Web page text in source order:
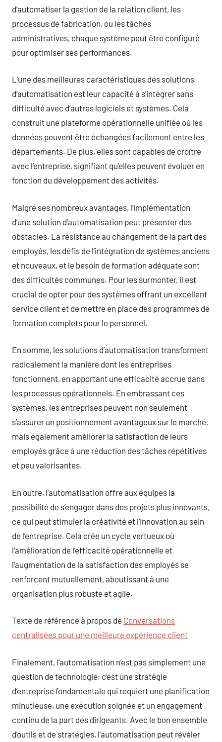
d’automatiser la gestion de la relation client, les
processus de fabrication, ou les tâches
administratives, chaque système peut être configuré
pour optimiser ses performances.
L’une des meilleures caractéristiques des solutions
d’automatisation est leur capacité à s’intégrer sans
difficulté avec d’autres logiciels et systèmes. Cela
construit une plateforme opérationnelle unifiée où les
données peuvent être échangées facilement entre les
départements. De plus, elles sont capables de croître
avec l’entreprise, signifiant qu’elles peuvent évoluer en
fonction du développement des activités.
Malgré ses nombreux avantages, l’implémentation
d’une solution d’automatisation peut présenter des
obstacles. La résistance au changement de la part des
employés, les défis de l’intégration de systèmes anciens
et nouveaux, et le besoin de formation adéquate sont
des difficultés communes. Pour les surmonter, il est
crucial de opter pour des systèmes offrant un excellent
service client et de mettre en place des programmes de
formation complets pour le personnel.
En somme, les solutions d’automatisation transforment
radicalement la manière dont les entreprises
fonctionnent, en apportant une efficacité accrue dans
les processus opérationnels. En embrassant ces
systèmes, les entreprises peuvent non seulement
s’assurer un positionnement avantageux sur le marché,
mais également améliorer la satisfaction de leurs
employés grâce à une réduction des tâches répétitives
et peu valorisantes.
En outre, l’automatisation offre aux équipes la
possibilité de s’engager dans des projets plus innovants,
ce qui peut stimuler la créativité et l’innovation au sein
de l’entreprise. Cela crée un cycle vertueux où
l’amélioration de l’efficacité opérationnelle et
l’augmentation de la satisfaction des employés se
renforcent mutuellement, aboutissant à une
organisation plus robuste et agile.
Texte de référence à propos de Conversations
centralisées pour une meilleure expérience client
Finalement, l’automatisation n’est pas simplement une
question de technologie; c’est une stratégie
d’entreprise fondamentale qui requiert une planification
minutieuse, une exécution soignée et un engagement
continu de la part des dirigeants. Avec le bon ensemble
d’outils et de stratégies, l’automatisation peut révéler